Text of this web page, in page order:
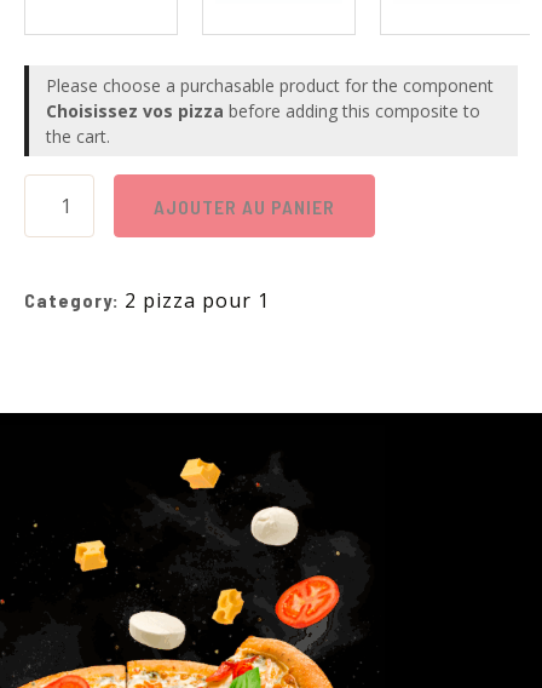
Please choose a purchasable product for the component
Choisissez vos pizza before adding this composite to
the cart.
AJOUTER AU PANIER
Category: 2 pizza pour 1